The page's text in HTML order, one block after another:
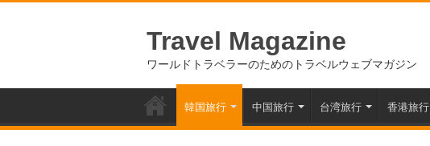
Travel Magazine
ワールドトラベラーのためのトラベルウェブマガジン
韓国旅行 中国旅行 台湾旅行 香港旅行